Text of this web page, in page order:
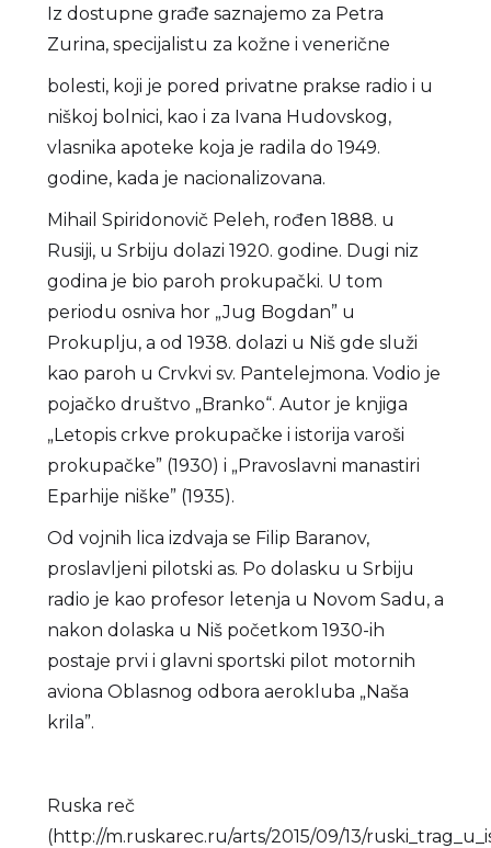
Iz dostupne građe saznajemo za Petra
Zurina, specijalistu za kožne i venerične
bolesti, koji je pored privatne prakse radio i u
niškoj bolnici, kao i za Ivana Hudovskog,
vlasnika apoteke koja je radila do 1949.
godine, kada je nacionalizovana.
Mihail Spiridonovič Peleh, rođen 1888. u
Rusiji, u Srbiju dolazi 1920. godine. Dugi niz
godina je bio paroh prokupački. U tom
periodu osniva hor „Jug Bogdan” u
Prokuplju, a od 1938. dolazi u Niš gde služi
kao paroh u Crvkvi sv. Pantelejmona. Vodio je
pojačko društvo „Branko“. Autor je knjiga
„Letopis crkve prokupačke i istorija varoši
prokupačke” (1930) i „Pravoslavni manastiri
Eparhije niške” (1935).
Od vojnih lica izdvaja se Filip Baranov,
proslavljeni pilotski as. Po dolasku u Srbiju
radio je kao profesor letenja u Novom Sadu, a
nakon dolaska u Niš početkom 1930-ih
postaje prvi i glavni sportski pilot motornih
aviona Oblasnog odbora aerokluba „Naša
krila”.
Ruska reč
(http://m.ruskarec.ru/arts/2015/09/13/